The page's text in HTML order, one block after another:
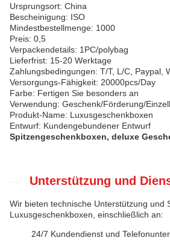
Ursprungsort: China
Bescheinigung: ISO
Mindestbestellmenge: 1000
Preis: 0,5
Verpackendetails: 1PC/polybag
Lieferfrist: 15-20 Werktage
Zahlungsbedingungen: T/T, L/C, Paypal,
Versorgungs-Fähigkeit: 20000pcs/Day
Farbe: Fertigen Sie besonders an
Verwendung: Geschenk/Förderung/
Produkt-Name: Luxusgeschenkboxen
Entwurf: Kundengebundener Entwurf
Spitzengeschenkboxen, deluxe
Unterstützung und
Wir bieten technische Unterstützung und
Luxusgeschenkboxen, einschließlich an:
24/7 Kundendienst und